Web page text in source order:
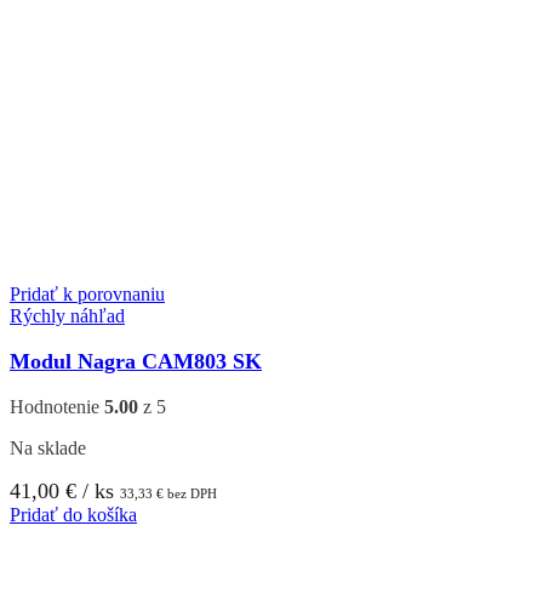
Pridať k porovnaniu
Rýchly náhľad
Modul Nagra CAM803 SK
Hodnotenie 5.00 z 5
Na sklade
41,00 € / ks 33,33 € bez DPH
Pridať do košíka